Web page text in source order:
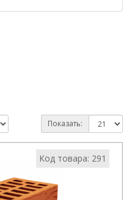
Показать:
Код товара: 291